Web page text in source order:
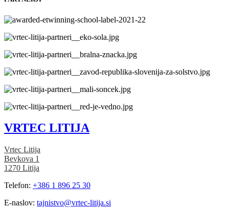
VRTEC LITIJA
Vrtec Litija
Bevkova 1
1270 Litija
Telefon: +386 1 896 25 30
E-naslov: tajnistvo@vrtec-litija.si